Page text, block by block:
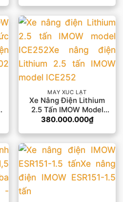
MÁY XÚC LẬT
Xe Nâng Điện Lithium
2.5 Tấn IMOW Model
ICE252
380.000.000₫